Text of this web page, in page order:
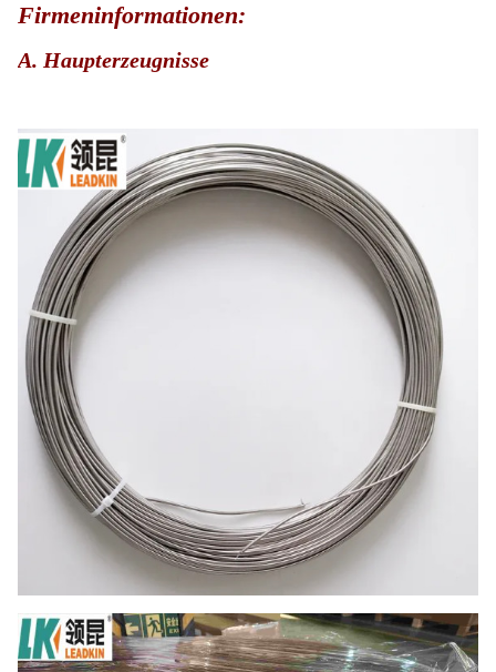
Firmeninformationen:
A. Haupterzeugnisse